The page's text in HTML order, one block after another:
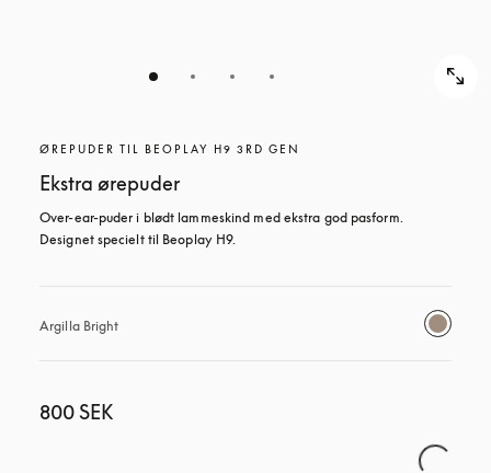
ØREPUDER TIL BEOPLAY H9 3RD GEN
Ekstra ørepuder
Over-ear-puder i blødt lammeskind med ekstra god pasform.
Designet specielt til Beoplay H9.
Argilla Bright
800 SEK